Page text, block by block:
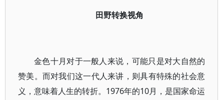
田野转换视角
金色十月对于一般人来说，可能只是对大自然的
赞美。而对我们这一代人来讲，则具有特殊的社会意
义，意味着人生的转折。1976年的10月，是国家命运